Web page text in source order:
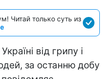
Читай только суть из
від грипу і
за останню добу